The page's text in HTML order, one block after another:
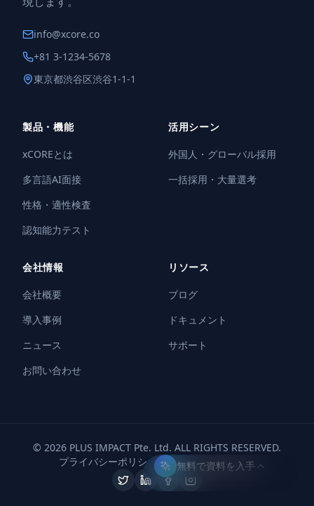
info@xcore.co
+81 3-1234-5678
東京都渋谷区渋谷1-1-1
製品・機能
xCOREとは
多言語AI面接
性格・適性検査
認知能力テスト
活用シーン
外国人・グローバル採用
一括採用・大量選考
会社情報
会社概要
導入事例
ニュース
お問い合わせ
リソース
ブログ
ドキュメント
サポート
© 2026 PLUS IMPACT Pte. Ltd. ALL RIGHTS RESERVED.
プライバシーポリシー利用規約セキュリティ
無料で資料を入手
LIMITED OFFER